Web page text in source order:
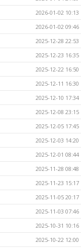
2026-01-02 10:13
2026-01-02 09:46
2025-12-28 22:53
2025-12-23 16:35
2025-12-22 16:50
2025-12-11 16:30
2025-12-10 17:34
2025-12-08 23:15
2025-12-05 17:45
2025-12-03 14:20
2025-12-01 08:44
2025-11-28 08:48
2025-11-23 15:17
2025-11-05 20:17
2025-11-03 07:46
2025-10-31 10:16
2025-10-22 12:00